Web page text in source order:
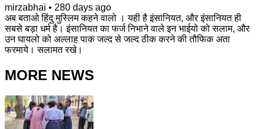
mirzabhai • 280 days ago
अब बताओ हिंदु मुस्लिम कहने वालो । यही है इंसानियत, और इंसानियत ही
सबसे बड़ा धर्म है। इंसानियत का फर्ज निभाने वाले इन भाईयो को सलाम, और
उन घायलो को अल्लाह पाक जल्द से जल्द ठीक करने की तौफिक अता
फरमाये। सलामत रखे।
MORE NEWS